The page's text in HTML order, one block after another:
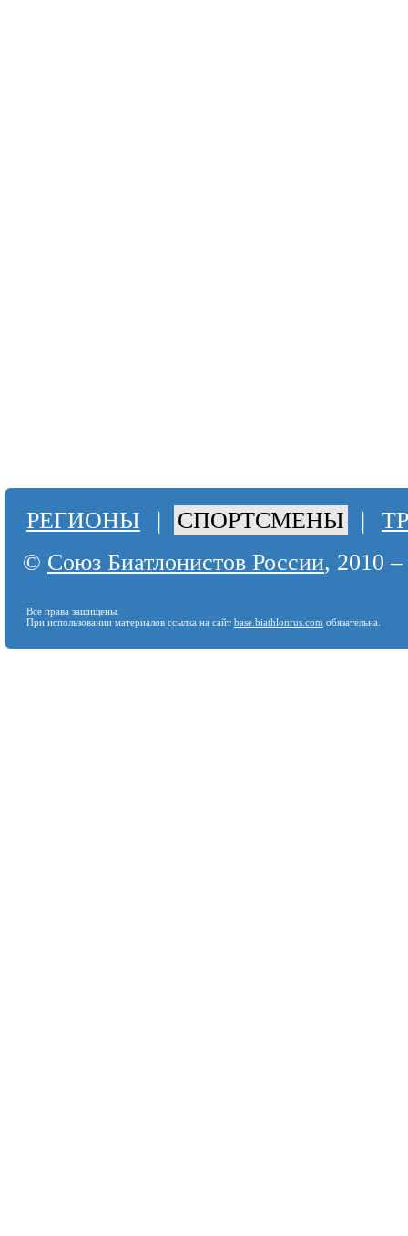
РЕГИОНЫ | СПОРТСМЕНЫ |
© Союз Биатлонистов России, 2010
Все права защищены.
При использовании материалов ссылка на сайт base.biathlonrus.com обязательна.